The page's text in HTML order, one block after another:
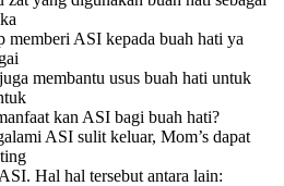
memberi ASI kepada buah hati ya
membantu usus buah hati untuk
kan ASI bagi buah hati?
ASI sulit keluar, Mom’s dapat
Hal hal tersebut antara lain: